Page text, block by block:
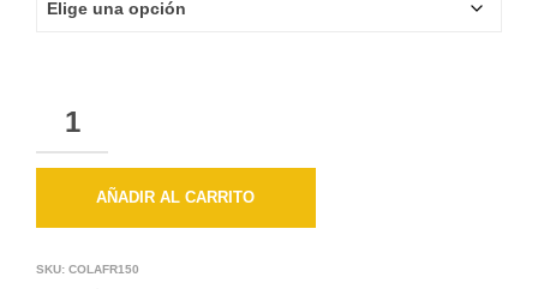
CANTIDAD
AÑADIR AL CARRITO
SKU: COLAFR150